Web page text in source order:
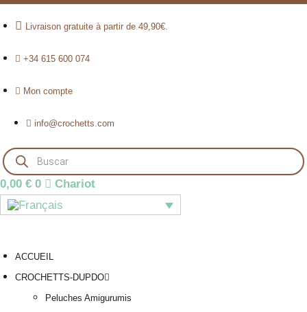
Livraison gratuite à partir de 49,90€.
+34 615 600 074
Mon compte
info@crochetts.com
Recherche
de
produits
0,00 € 0 Chariot
ACCUEIL
CROCHETTS-DUPDO
Peluches Amigurumis